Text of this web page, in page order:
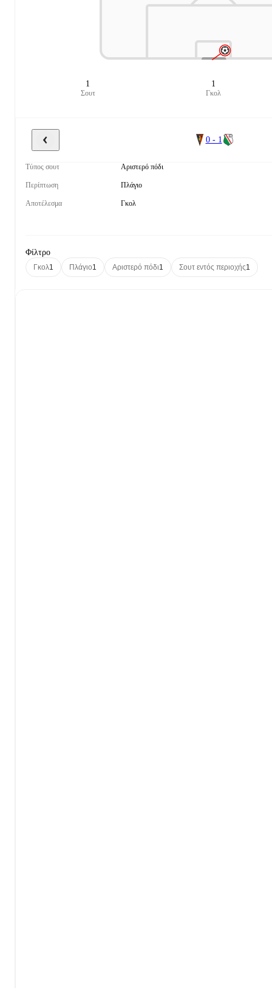
1
Σουτ
1
Γκολ
0 - 1
Τύπος σουτ Αριστερό πόδι
Περίπτωση Πλάγιο
Αποτέλεσμα Γκολ
Φίλτρο
Γκολ1 Πλάγιο1 Αριστερό πόδι1 Σουτ εντός περιοχής1